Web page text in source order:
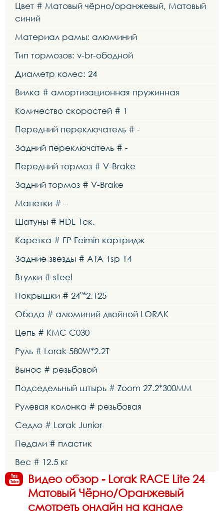
Цвет # Матовый чёрно/оранжевый, Матовый
синий
Материал рамы: алюминий
Тип тормозов: v-br-ободной
Диаметр колес: 24
Вилка # амортизационная пружинная
Количество скоростей # 1
Передний переключатель # -
Задний переключатель # -
Передний тормоз # V-Brake
Задний тормоз # V-Brake
Манетки # -
Шатуны # HDL 1ск.
Каретка # FP Feimin картридж
Задние звезды # ATA 1sp 14
Втулки # steel
Покрышки # 24"*2.125
Обода # алюминий двойной LORAK
Цепь # KMC C030
Руль # Lorak 580W*2.2T
Вынос # резьбовой
Подседельный штырь # Zoom 27.2*300MM
Рулевая колонка # резьбовая
Седло # Lorak Junior
Педали # пластик
Вес # 12.5 кг
Видео обзор - Lorak RACE Lite 24
Матовый Чёрно/Оранжевый
смотреть онлайн на канале